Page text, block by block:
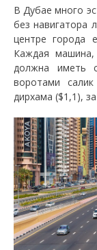
В Дубае много
без навигатора
центре города
Каждая машина,
должна иметь
воротами
дирхама ($1,1),